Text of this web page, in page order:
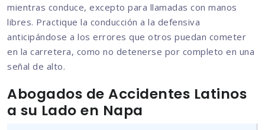
mientras conduce, excepto para llamadas con manos
libres. Practique la conducción a la defensiva
anticipándose a los errores que otros puedan cometer
en la carretera, como no detenerse por completo en una
señal de alto.
Abogados de Accidentes Latinos
a su Lado en Napa